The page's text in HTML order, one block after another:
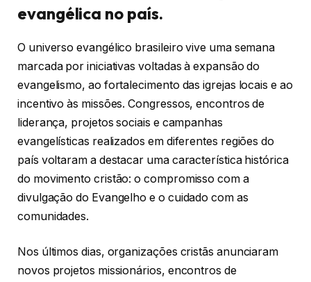
evangélica no país.
O universo evangélico brasileiro vive uma semana
marcada por iniciativas voltadas à expansão do
evangelismo, ao fortalecimento das igrejas locais e ao
incentivo às missões. Congressos, encontros de
liderança, projetos sociais e campanhas
evangelísticas realizados em diferentes regiões do
país voltaram a destacar uma característica histórica
do movimento cristão: o compromisso com a
divulgação do Evangelho e o cuidado com as
comunidades.
Nos últimos dias, organizações cristãs anunciaram
novos projetos missionários, encontros de